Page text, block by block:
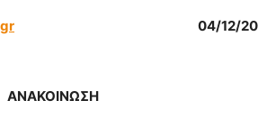
gr
04/12/20